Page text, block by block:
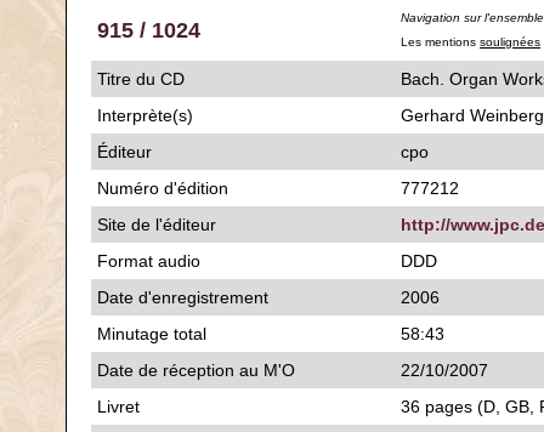
915 / 1024
Navigation sur
Les mentions soulignées
Titre du CD
Bach.
Interprète(s)
Gerhard
Éditeur
cpo
Numéro d'édition
777212
Site de l'éditeur
http://www.jpc.de
Format audio
DDD
Date d'enregistrement
2006
Minutage total
58:43
Date de réception au M'O
22/10/2007
Livret
36 pages (D, GB,